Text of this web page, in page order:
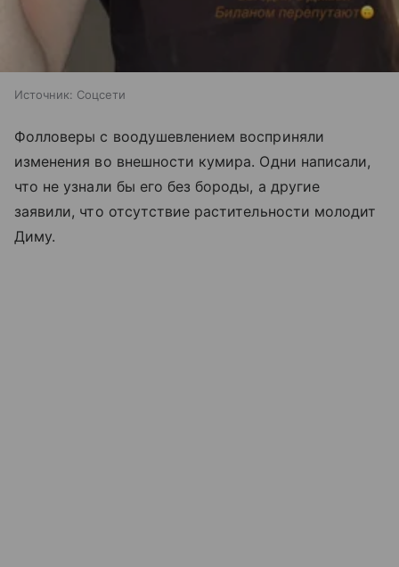
Источник: Соцсети
Фолловеры с воодушевлением восприняли
изменения во внешности кумира. Одни написали,
что не узнали бы его без бороды, а другие
заявили, что отсутствие растительности молодит
Диму.